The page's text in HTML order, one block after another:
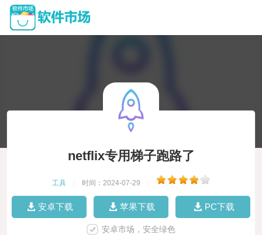
netflix专用梯子跑路了
工具 时间：2024-07-29
安卓下载 苹果下载 PC下载
安卓市场，安全绿色